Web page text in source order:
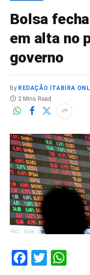
Bolsa
em alta no
governo
By REDAÇÃO ITABIRA
2 Mins Read
Facebook
Twitter